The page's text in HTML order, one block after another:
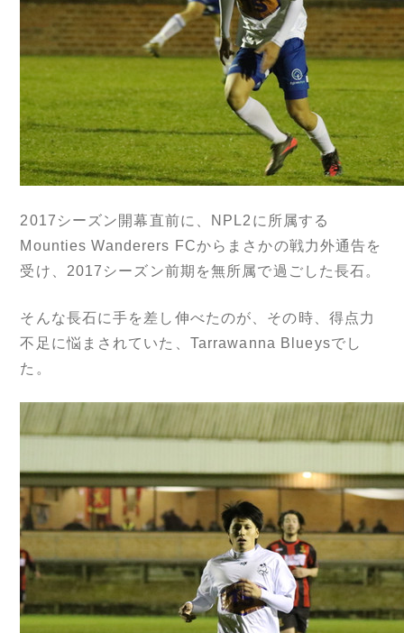
2017シーズン開幕直前に、NPL2に所属する
Mounties Wanderers FCからまさかの戦力外通告を
受け、2017シーズン前期を無所属で過ごした長石。
そんな長石に手を差し伸べたのが、その時、得点力
不足に悩まされていた、Tarrawanna Blueysでし
た。